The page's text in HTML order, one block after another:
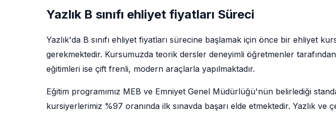
Yazlık B sınıfı ehliyet fiyatları Süreci
Yazlık'da B sınıfı ehliyet fiyatları sürecine başlamak için önce bir ehliyet
gerekmektedir. Kursumuzda teorik dersler deneyimli öğretmenler
eğitimleri ise çift frenli, modern araçlarla yapılmaktadır.
Eğitim programımız MEB ve Emniyet Genel Müdürlüğü'nün belirlediği
kursiyerlerimiz %97 oranında ilk sınavda başarı elde etmektedir. Yazlık ve